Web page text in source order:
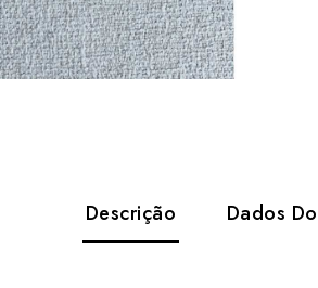
Descrição Dados